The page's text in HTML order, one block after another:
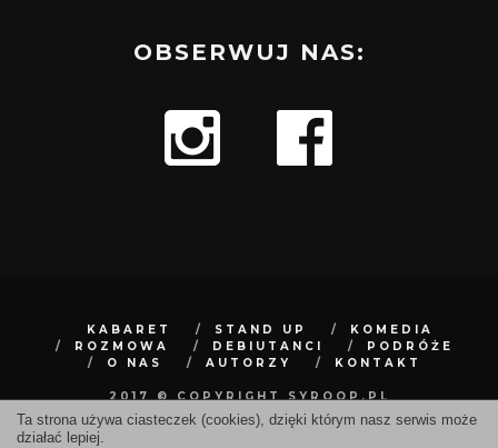
Ta strona używa ciasteczek (cookies), dzięki którym nasz serwis może
działać lepiej.
OBSERWUJ NAS:
KABARET STAND UP
KOMEDIA
ROZMOWA
DEBIUTANCI
PODRÓŻE
O NAS
AUTORZY KONTAKT
2017 © COPYRIGHT SYROOP.PL